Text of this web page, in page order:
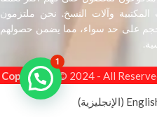
المكتبية وآلات النسخ. نحن ملتزمون
على حد سواء، مما يضمن حصولهم
Copyrights © 2024 - All
1
(الإنجليزية)